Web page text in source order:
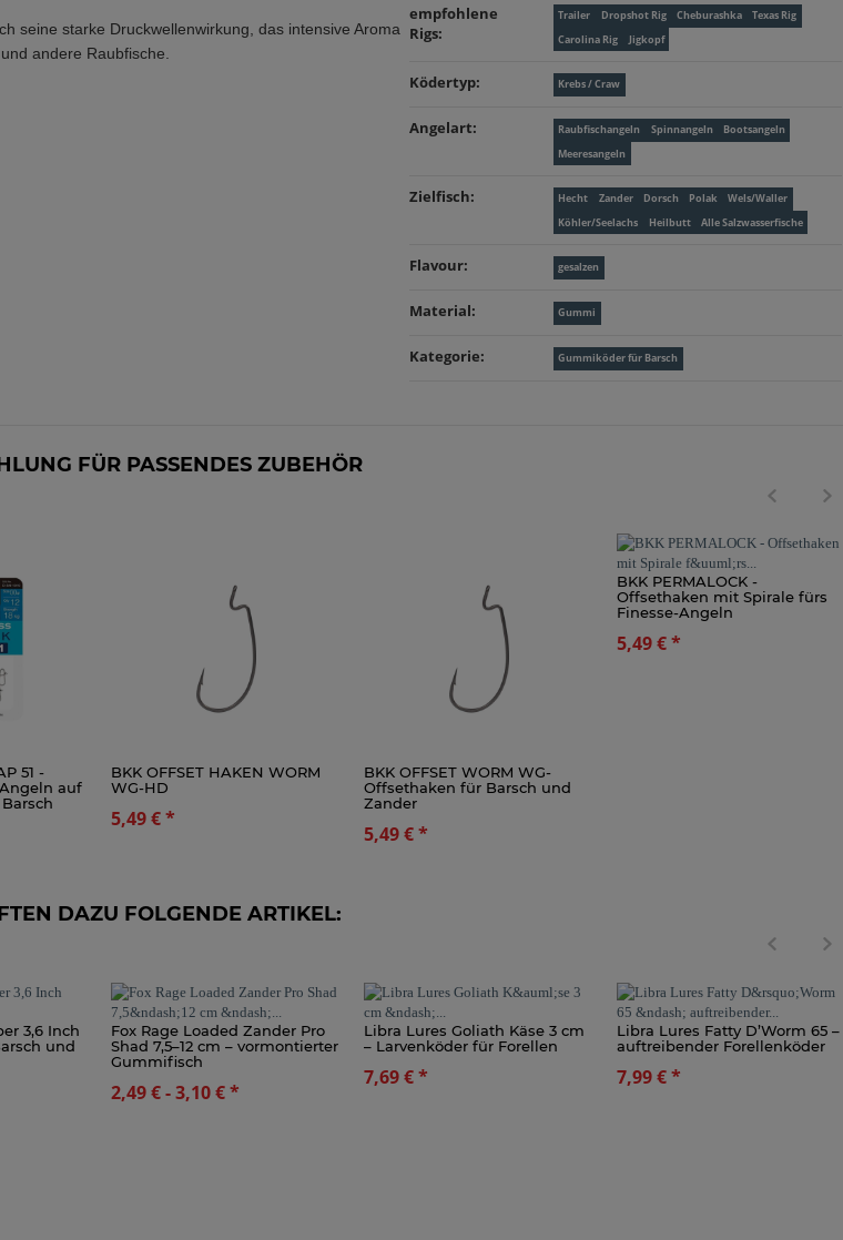
seine starke Druckwellenwirkung, das intensive Aroma
andere Raubfische.
empfohlene
Rigs‍:
Trailer Dropshot Rig Cheburashka
Texas Rig
Carolina Rig
Jigkopf
Ködertyp‍: Krebs / Craw
Angelart‍: Raubfischangeln Spinnangeln
Bootsangeln
Meeresangeln
Zielfisch‍: Hecht Zander Dorsch Polak
Wels/Waller
Köhler/Seelachs
Heilbutt Alle Salzwasserfische
Flavour‍: gesalzen
Material‍: Gummi
Kategorie‍: Gummiköder für Barsch
FÜR PASSENDES ZUBEHÖR
51 -
auf
BKK OFFSET HAKEN WORM
WG-HD
5,49 €*
BKK OFFSET WORM WG-
Offsethaken für Barsch und
Zander
5,49 €*
BKK PERMALOCK -
Offsethaken mit Spirale fürs
Finesse-Angeln
5,49 €*
DAZU FOLGENDE ARTIKEL:
3,6 Inch
und
Fox Rage Loaded Zander Pro
Shad 7,5–12 cm – vormontierter
Gummifisch
2,49 € -3,10 €*
Libra Lures Goliath Käse 3 cm
– Larvenköder für Forellen
7,69 €*
Libra Lures Fatty D’Worm 65 –
auftreibender Forellenköder
7,99 €*